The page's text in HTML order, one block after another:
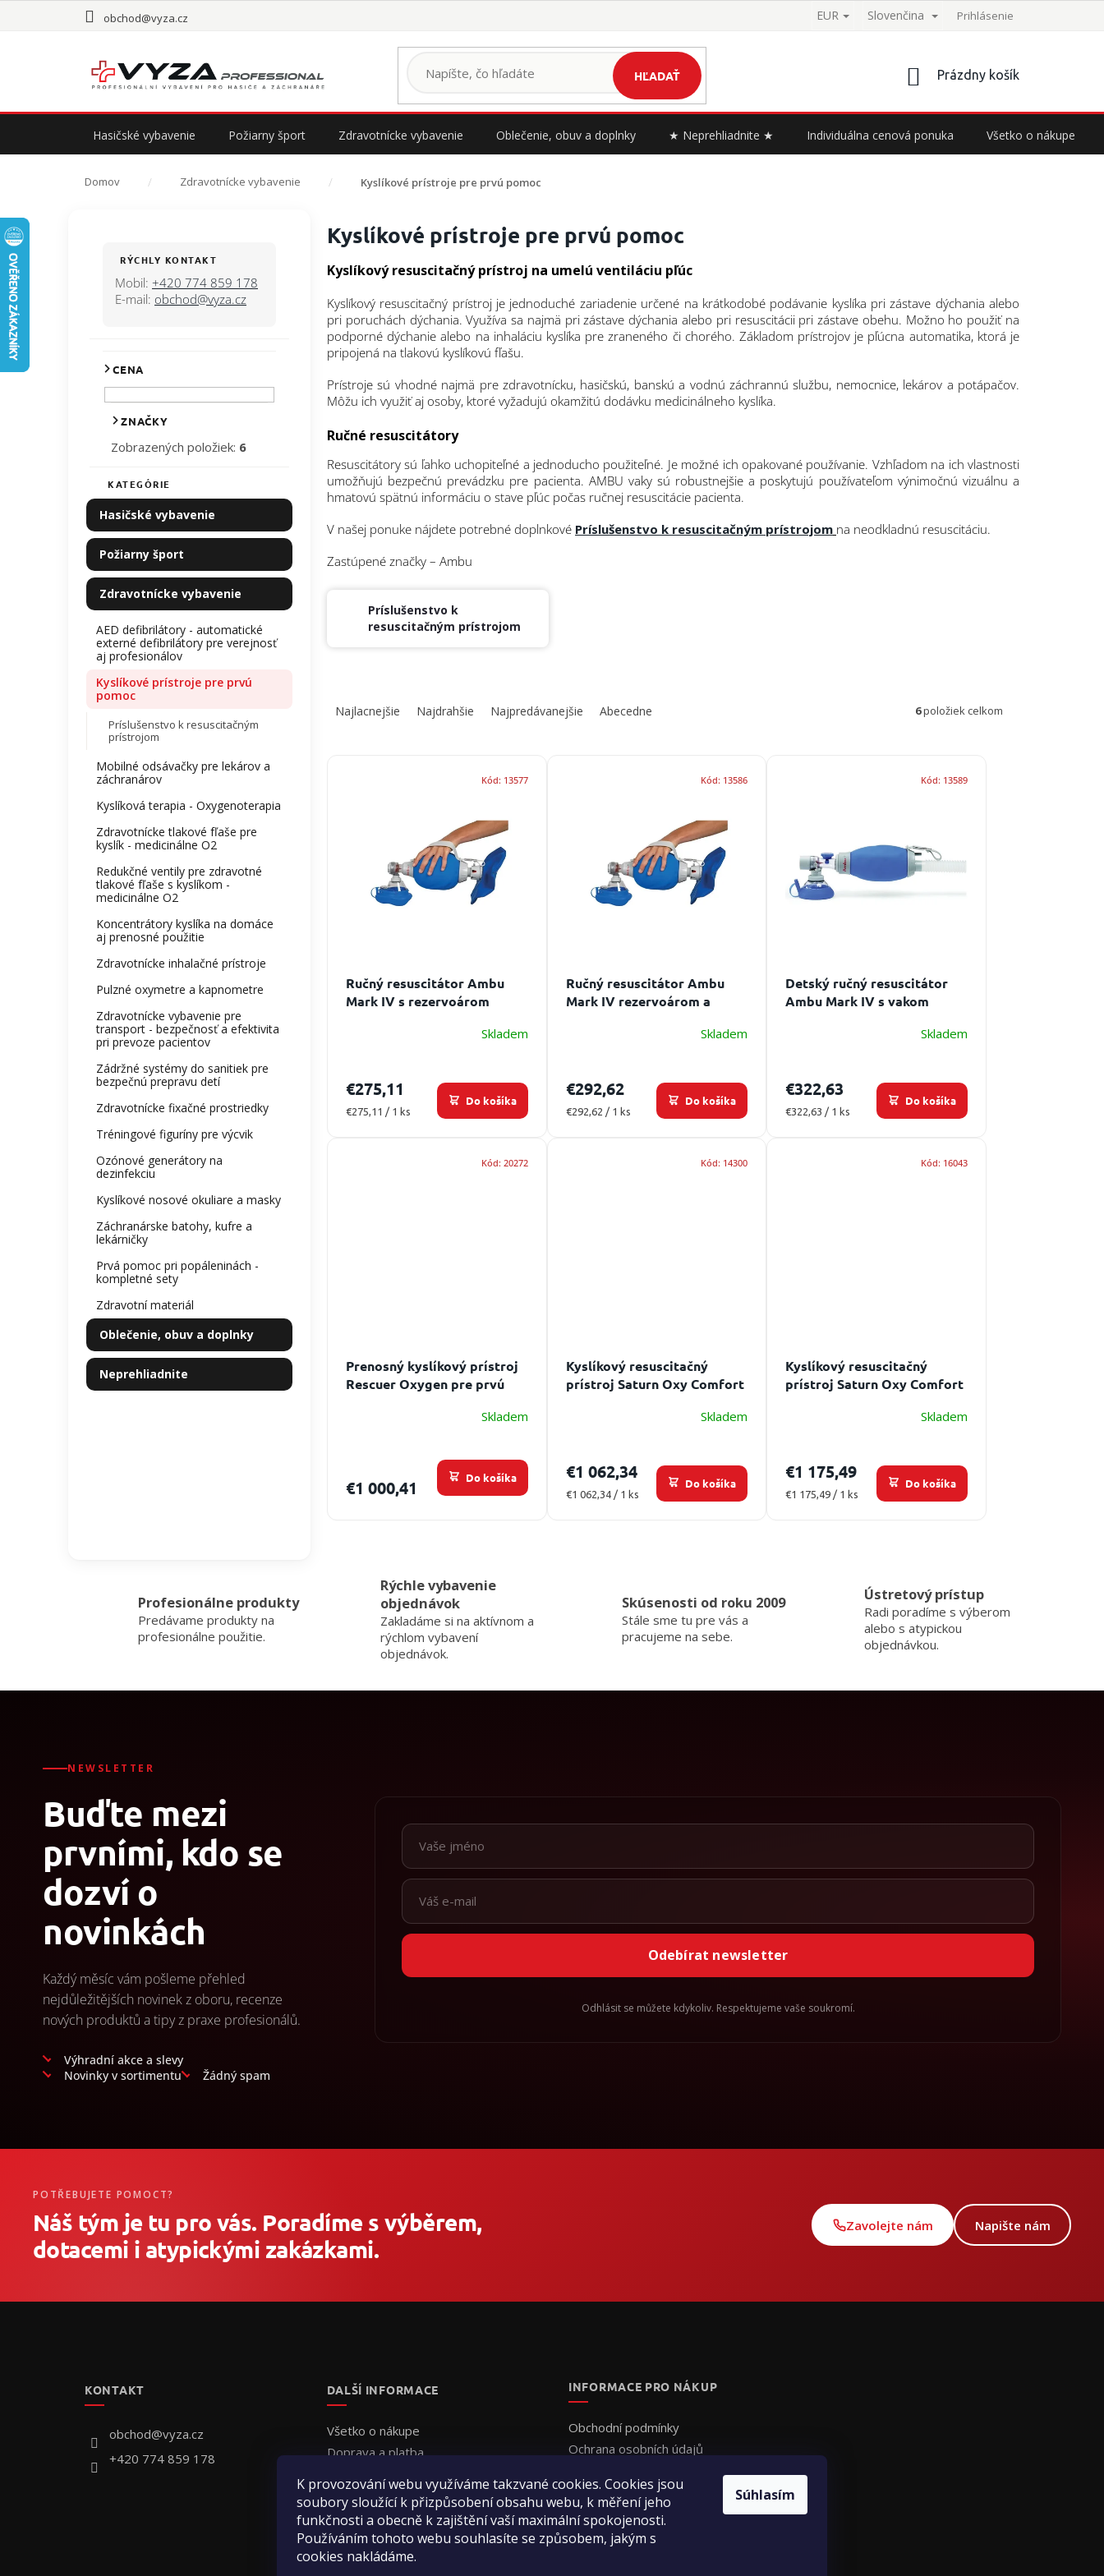
K provozování webu využíváme takzvané cookies. Cookies jsou
soubory sloužící k přizpůsobení obsahu webu, k měření jeho
funkčnosti a obecně k zajištění vaší maximální spokojenosti.
Používáním tohoto webu souhlasíte se způsobem, jakým s
cookies nakládáme.
Súhlasím
obchod@vyza.cz EUR Slovenčina Prihlásenie
HĽADAŤ
NÁKUPNÝ
Prázdny košík
Hasičské vybavenie Požiarny šport Zdravotnícke vybavenie Oblečenie, obuv a doplnky ★ Neprehliadnite ★ Individuálna cenová ponuka Všetko o nákupe
Domov Zdravotnícke vybavenie Kyslíkové prístroje pre prvú pomoc
RÝCHLY KONTAKT
Mobil: +420 774 859 178
E-mail: obchod@vyza.cz
CENA
ZNAČKY
Zobrazených položiek: 6
Preskočiť
kategórie
KATEGÓRIE
Hasičské vybavenie
Požiarny šport
Zdravotnícke vybavenie
AED defibrilátory - automatické
externé defibrilátory pre verejnosť
aj profesionálov
Kyslíkové prístroje pre prvú
pomoc
Príslušenstvo k resuscitačným
prístrojom
Mobilné odsávačky pre lekárov a
záchranárov
Kyslíková terapia - Oxygenoterapia
Zdravotnícke tlakové fľaše pre
kyslík - medicinálne O2
Redukčné ventily pre zdravotné
tlakové fľaše s kyslíkom -
medicinálne O2
Koncentrátory kyslíka na domáce
aj prenosné použitie
Zdravotnícke inhalačné prístroje
Pulzné oxymetre a kapnometre
Zdravotnícke vybavenie pre
transport - bezpečnosť a efektivita
pri prevoze pacientov
Zádržné systémy do sanitiek pre
bezpečnú prepravu detí
Zdravotnícke fixačné prostriedky
Tréningové figuríny pre výcvik
Ozónové generátory na
dezinfekciu
Kyslíkové nosové okuliare a masky
Záchranárske batohy, kufre a
lekárničky
Prvá pomoc pri popáleninách -
kompletné sety
Zdravotní materiál
Oblečenie, obuv a doplnky
Neprehliadnite
Kyslíkové prístroje pre prvú pomoc
Kyslíkový resuscitačný prístroj na umelú ventiláciu pľúc
Kyslíkový resuscitačný prístroj je jednoduché zariadenie určené na krátkodobé podávanie kyslíka pri zástave dýchania alebo
pri poruchách dýchania. Využíva sa najmä pri zástave dýchania alebo pri resuscitácii pri zástave obehu. Možno ho použiť na
podporné dýchanie alebo na inhaláciu kyslíka pre zraneného či chorého. Základom prístrojov je pľúcna automatika, ktorá je
pripojená na tlakovú kyslíkovú fľašu.
Prístroje sú vhodné najmä pre zdravotnícku, hasičskú, banskú a vodnú záchrannú službu, nemocnice, lekárov a potápačov.
Môžu ich využiť aj osoby, ktoré vyžadujú okamžitú dodávku medicinálneho kyslíka.
Ručné resuscitátory
Resuscitátory sú ľahko uchopiteľné a jednoducho použiteľné. Je možné ich opakované používanie. Vzhľadom na ich vlastnosti
umožňujú bezpečnú prevádzku pre pacienta. AMBU vaky sú robustnejšie a poskytujú používateľom výnimočnú vizuálnu a
hmatovú spätnú informáciu o stave pľúc počas ručnej resuscitácie pacienta.
V našej ponuke nájdete potrebné doplnkové Príslušenstvo k resuscitačným prístrojom na neodkladnú resuscitáciu.
Zastúpené značky – Ambu
Príslušenstvo k
resuscitačným prístrojom
Najlacnejšie Najdrahšie Najpredávanejšie Abecedne 6položiek celkom
Ručný resuscitátor Ambu
Mark IV s rezervoárom
Skladem
€275,11
Jednotková
€275,11 / 1 ks
Do košíka
Kód: 13577
Ručný resuscitátor Ambu
Mark IV rezervoárom a
Skladem
€292,62
Jednotková
€292,62 / 1 ks
Do košíka
Kód: 13586
Detský ručný resuscitátor
Ambu Mark IV s vakom
Skladem
€322,63
Jednotková
€322,63 / 1 ks
Do košíka
Kód: 13589
Prenosný kyslíkový prístroj
Rescuer Oxygen pre prvú
Skladem
€1 000,41 Do košíka
Kód: 20272
Kyslíkový resuscitačný
prístroj Saturn Oxy Comfort
Skladem
€1 062,34
Jednotková
€1 062,34 / 1 ks
Do košíka
Kód: 14300
Kyslíkový resuscitačný
prístroj Saturn Oxy Comfort
Skladem
€1 175,49
Jednotková
€1 175,49 / 1 ks
Do košíka
Kód: 16043
d
a
c
s
Profesionálne produkty
Predávame produkty na
profesionálne použitie.
Rýchle vybavenie
objednávok
Zakladáme si na aktívnom a
rýchlom vybavení
objednávok.
Skúsenosti od roku 2009
Stále sme tu pre vás a
pracujeme na sebe.
Ústretový prístup
Radi poradíme s výberom
alebo s atypickou
objednávkou.
NEWSLETTER
Buďte mezi
prvními, kdo se
dozví o
novinkách
Každý měsíc vám pošleme přehled
nejdůležitějších novinek z oboru, recenze
nových produktů a tipy z praxe profesionálů.
Výhradní akce a slevy
Novinky v sortimentu
Žádný spam
Odebírat newsletter
Odhlásit se můžete kdykoliv. Respektujeme vaše soukromí.
POTŘEBUJETE POMOCT?
Náš tým je tu pro vás. Poradíme s výběrem,
dotacemi i atypickými zakázkami.
Zavolejte nám Napište nám
KONTAKT
obchod@vyza.cz
+420 774 859 178
DALŠÍ INFORMACE
Všetko o nákupe
Doprava a platba
Ako objednať
Hodnotenie obchodu
Kontakty
INFORMACE PRO NÁKUP
Obchodní podmínky
Ochrana osobních údajů
Formulář - Odstoupení od smlouvy